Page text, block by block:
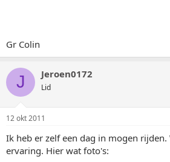
Gr Colin
J Jeroen0172
Lid
12 okt 2011
Ik heb er zelf een dag in mogen rijden.
ervaring. Hier wat foto's: